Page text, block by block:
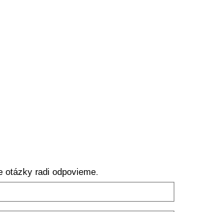
otázky radi odpovieme.